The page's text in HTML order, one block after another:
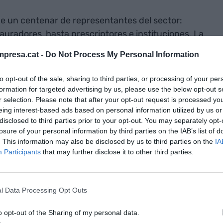
- Do Not Process My Personal Information
opt-out of the sale, sharing to third parties, or processing of your
for targeted advertising by us, please use the below opt-out
selection. Please note that after your opt-out request is processed
interest-based ads based on personal information utilized by us
to third parties prior to your opt-out. You may separately
of your personal information by third parties on the IAB’s list of
This information may also be disclosed by us to third parties on the
Participants that may further disclose it to other third parties.
Data Processing Opt Outs
opt-out of the Sharing of my personal data.
un centenar de representantes del sector:
hasta prescriptores e instituciones. La
tradicional y se ha concebido como una
plato y cada vino de la cena degustación se
del libro. Todo ello, con el objetivo de
por el paisaje y la cultura del vino leridano.
el territorio
que la obra es “una declaración de
el Pirineo y el Aran se explican también a
que el proyecto se inscribe en la
menú degustación y necesitamos explicarlo y
aceite, es parte esencial de nuestra identidad y